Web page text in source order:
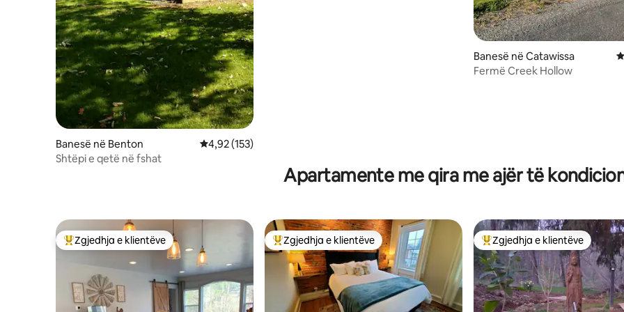
Banesë në Benton Vlerësimi mesatar 4,92 nga 5, 153 vlerësime
4,92 (153)
Shtëpi e qetë në fshat
Banesë në Catawissa
Fermë Creek Hollow
Apartamente me qira me ajër të
Më të mirat e zgjedhjeve të klientëve
Zgjedhja e klientëve Më të mirat e zgjedhjeve të klientëve
Zgjedhja e klientëve Më të mirat e zgjedhjeve të
Zgjedhja e klientëve